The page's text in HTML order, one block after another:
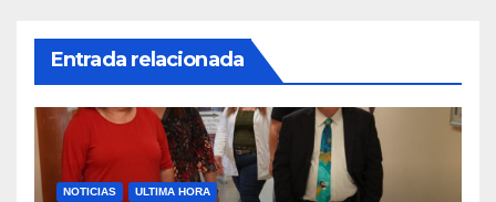
Entrada relacionada
NOTICIAS ULTIMA HORA